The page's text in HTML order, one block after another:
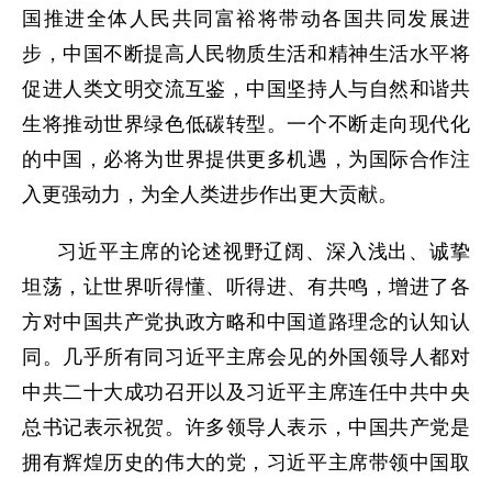
国推进全体人民共同富裕将带动各国共同发展进
步，中国不断提高人民物质生活和精神生活水平将
促进人类文明交流互鉴，中国坚持人与自然和谐共
生将推动世界绿色低碳转型。一个不断走向现代化
的中国，必将为世界提供更多机遇，为国际合作注
入更强动力，为全人类进步作出更大贡献。
习近平主席的论述视野辽阔、深入浅出、诚挚
坦荡，让世界听得懂、听得进、有共鸣，增进了各
方对中国共产党执政方略和中国道路理念的认知认
同。几乎所有同习近平主席会见的外国领导人都对
中共二十大成功召开以及习近平主席连任中共中央
总书记表示祝贺。许多领导人表示，中国共产党是
拥有辉煌历史的伟大的党，习近平主席带领中国取